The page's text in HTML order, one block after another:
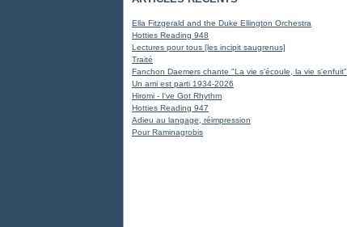
Ella Fitzgerald and the Duke Ellington Orchestra
Hotties Reading 948
Lectures pour tous [les incipit saugrenus]
Traité
Fanchon Daemers chante "La vie s'écoule, la vie s'enfuit"
Un ami est parti 1934-2026
Hiromi - I've Got Rhythm
Hotties Reading 947
Adieu au langage, réimpression
Pour Raminagrobis